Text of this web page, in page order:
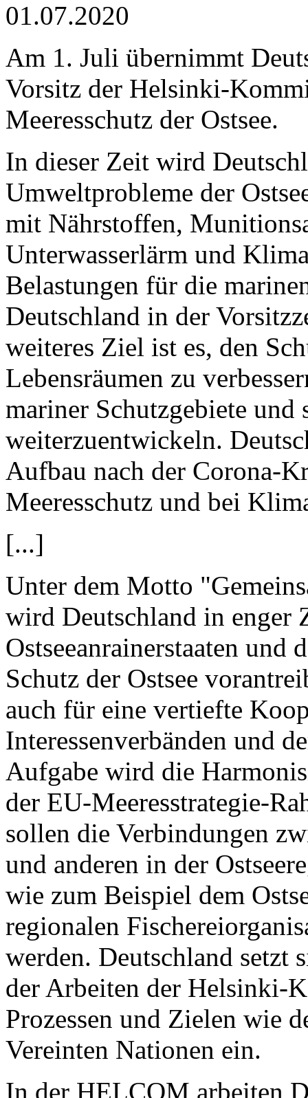
01.07.2020
Am 1. Juli übernimmt
Vorsitz der Helsinki-
Meeresschutz der Ostsee.
In dieser Zeit wird
Umweltprobleme der
mit Nährstoffen,
Unterwasserlärm und
Belastungen für die
Deutschland in der
weiteres Ziel ist es, den
Lebensräumen zu
mariner Schutzgebiete und
weiterzuentwickeln.
Aufbau nach der Corona-
Meeresschutz und bei
[...]
Unter dem Motto
wird Deutschland in enger
Ostseeanrainerstaaten und
Schutz der Ostsee
auch für eine vertiefte
Interessenverbänden und
Aufgabe wird die
der EU-Meeresstrategie-
sollen die Verbindungen
und anderen in der
wie zum Beispiel dem
regionalen
werden. Deutschland setzt
der Arbeiten der Helsinki-
Prozessen und Zielen wie
Vereinten Nationen ein.
In der HELCOM arbeiten